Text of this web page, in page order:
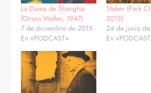
La Dama de Shanghai
(Orson Welles, 1947)
7 de diciembre de 2015
En «PODCAST»
Stoker (Park
2013)
24 de junio
En